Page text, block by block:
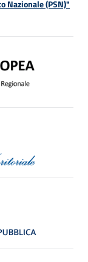
Nazionale (PSN)"